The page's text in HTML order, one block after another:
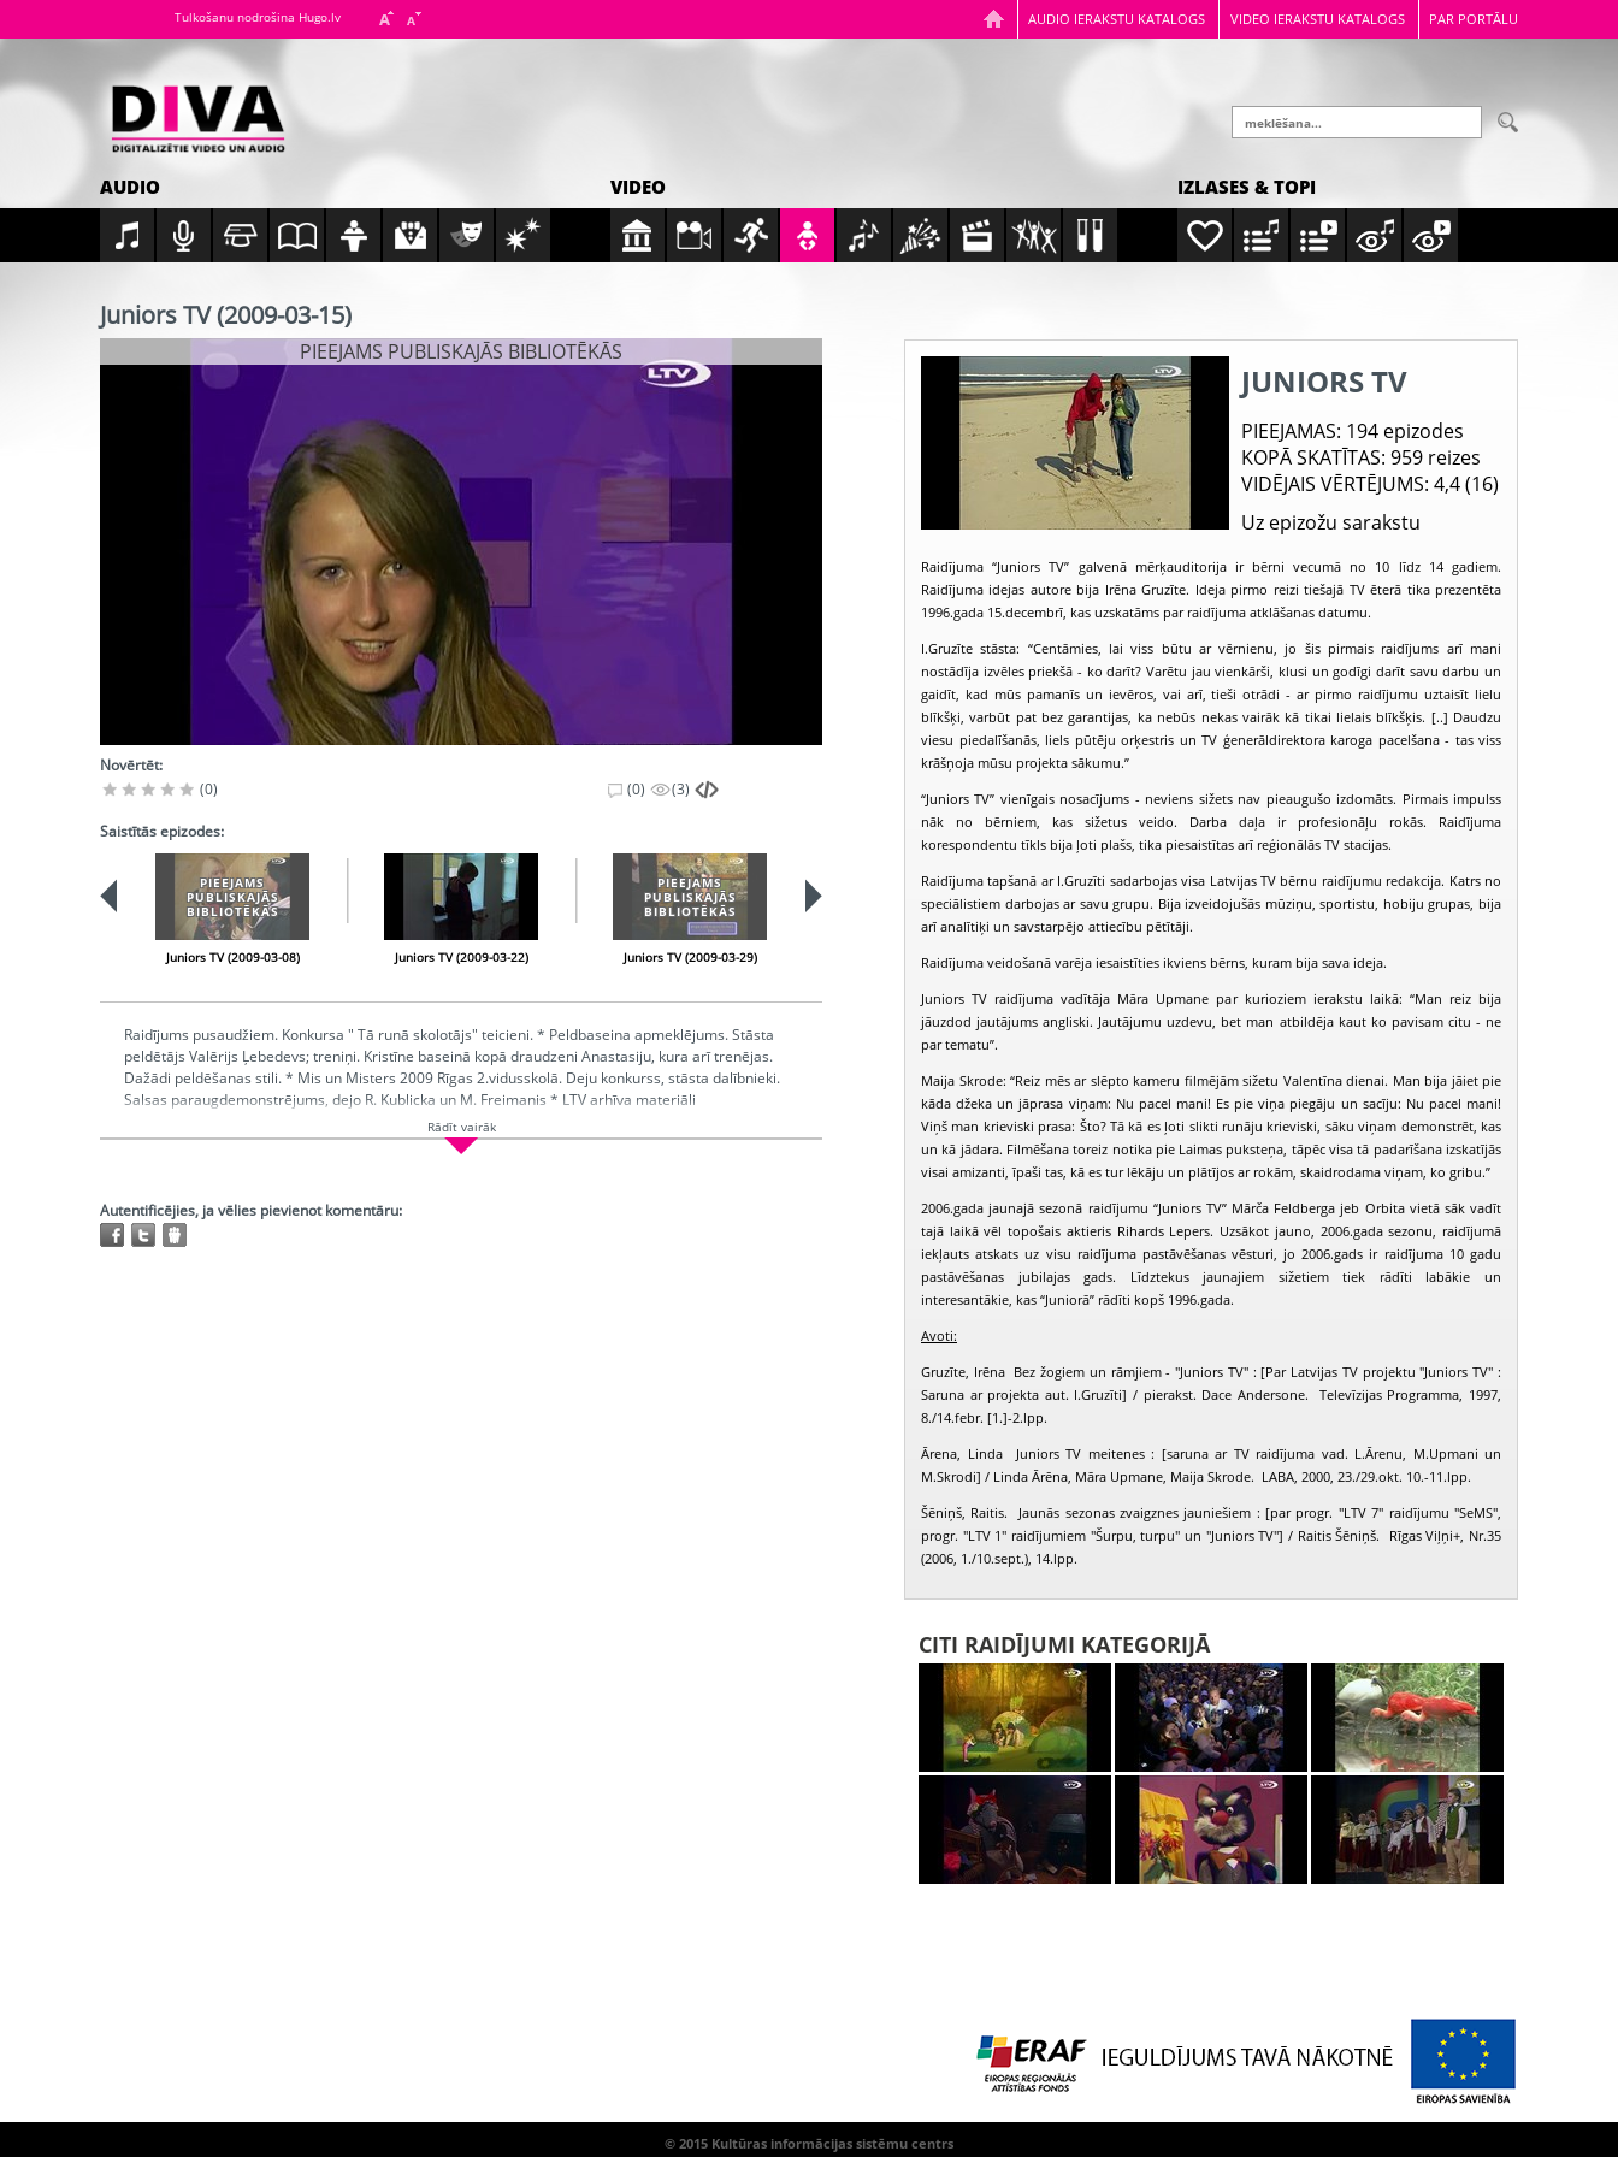
AUDIO IERAKSTU KATALOGS VIDEO IERAKSTU KATALOGS PAR PORTĀLU
Tulkošanu nodrošina Hugo.lv
AUDIO VIDEO IZLASES & TOPI
Juniors TV (2009-03-15)
PIEEJAMS PUBLISKAJĀS BIBLIOTĒKĀS
Novērtēt:
(0)
(0) (3)
Saistītās epizodes:
PIEEJAMS
PUBLISKAJĀS
BIBLIOTĒKĀS
Juniors TV (2009-03-08) Juniors TV (2009-03-22)
PIEEJAMS
PUBLISKAJĀS
BIBLIOTĒKĀS
Juniors TV (2009-03-29)
PIEEJAMS
PUBLISKAJĀS
BIBLIOTĒKĀS
Juniors TV (2009-04-05)
PIEEJAMS
PUBLISKAJĀS
BIBLIOTĒKĀS
Juniors TV (2009-04-12) Juniors TV (2009-04-19)
Raidījums pusaudžiem. Konkursa " Tā runā skolotājs" teicieni. * Peldbaseina apmeklējums. Stāsta
peldētājs Valērijs Ļebedevs; treniņi. Kristīne baseinā kopā draudzeni Anastasiju, kura arī trenējas.
Dažādi peldēšanas stili. * Mis un Misters 2009 Rīgas 2.vidusskolā. Deju konkurss, stāsta dalībnieki.
Salsas paraugdemonstrējums, dejo R. Kublicka un M. Freimanis * LTV arhīva materiāli
Ētera datumi:2009-03-15; 2009-03-19; 2009-08-27
Čuhleba Katrīna, Elnione Sintija, Vidrika Alīna, Rika Katrīna, Ķīkule Sandija, Grikke Artūrs, Bērziņš Artūrs,
Znotiņš Reinis
Rādīt vairāk
Autentificējies, ja vēlies pievienot komentāru:
JUNIORS TV
PIEEJAMAS: 194 epizodes
KOPĀ SKATĪTAS: 959 reizes
VIDĒJAIS VĒRTĒJUMS: 4,4 (16)
Uz epizožu sarakstu
Raidījuma “Juniors TV” galvenā mērķauditorija ir bērni vecumā no 10 līdz 14 gadiem.
Raidījuma idejas autore bija Irēna Gruzīte. Ideja pirmo reizi tiešajā TV ēterā tika prezentēta
1996.gada 15.decembrī, kas uzskatāms par raidījuma atklāšanas datumu.
I.Gruzīte stāsta: “Centāmies, lai viss būtu ar vērnienu, jo šis pirmais raidījums arī mani
nostādīja izvēles priekšā - ko darīt? Varētu jau vienkārši, klusi un godīgi darīt savu darbu un
gaidīt, kad mūs pamanīs un ievēros, vai arī, tieši otrādi - ar pirmo raidījumu uztaisīt lielu
blīkšķi, varbūt pat bez garantijas, ka nebūs nekas vairāk kā tikai lielais blīkšķis. [..] Daudzu
viesu piedalīšanās, liels pūtēju orķestris un TV ģenerāldirektora karoga pacelšana - tas viss
krāšņoja mūsu projekta sākumu.”
“Juniors TV” vienīgais nosacījums - neviens sižets nav pieaugušo izdomāts. Pirmais impulss
nāk no bērniem, kas sižetus veido. Darba daļa ir profesionāļu rokās. Raidījuma
korespondentu tīkls bija ļoti plašs, tika piesaistītas arī reģionālās TV stacijas.
Raidījuma tapšanā ar I.Gruzīti sadarbojas visa Latvijas TV bērnu raidījumu redakcija. Katrs no
speciālistiem darbojas ar savu grupu. Bija izveidojušās mūziņu, sportistu, hobiju grupas, bija
arī analītiķi un savstarpējo attiecību pētītāji.
Raidījuma veidošanā varēja iesaistīties ikviens bērns, kuram bija sava ideja.
Juniors TV raidījuma vadītāja Māra Upmane par kurioziem ierakstu laikā: “Man reiz bija
jāuzdod jautājums angliski. Jautājumu uzdevu, bet man atbildēja kaut ko pavisam citu - ne
par tematu”.
Maija Skrode: “Reiz mēs ar slēpto kameru filmējām sižetu Valentīna dienai. Man bija jāiet pie
kāda džeka un jāprasa viņam: Nu pacel mani! Es pie viņa piegāju un sacīju: Nu pacel mani!
Viņš man krieviski prasa: Što? Tā kā es ļoti slikti runāju krieviski, sāku viņam demonstrēt, kas
un kā jādara. Filmēšana toreiz notika pie Laimas puksteņa, tāpēc visa tā padarīšana izskatījās
visai amizanti, īpaši tas, kā es tur lēkāju un plātījos ar rokām, skaidrodama viņam, ko gribu.”
2006.gada jaunajā sezonā raidījumu “Juniors TV” Mārča Feldberga jeb Orbita vietā sāk vadīt
tajā laikā vēl topošais aktieris Rihards Lepers. Uzsākot jauno, 2006.gada sezonu, raidījumā
iekļauts atskats uz visu raidījuma pastāvēšanas vēsturi, jo 2006.gads ir raidījuma 10 gadu
pastāvēšanas jubilajas gads. Līdztekus jaunajiem sižetiem tiek rādīti labākie un
interesantākie, kas “Juniorā” rādīti kopš 1996.gada.
Avoti:
Gruzīte, Irēna Bez žogiem un rāmjiem - "Juniors TV" : [Par Latvijas TV projektu "Juniors TV" :
Saruna ar projekta aut. I.Gruzīti] / pierakst. Dace Andersone. Televīzijas Programma, 1997,
8./14.febr. [1.]-2.lpp.
Ārena, Linda Juniors TV meitenes : [saruna ar TV raidījuma vad. L.Ārenu, M.Upmani un
M.Skrodi] / Linda Ārēna, Māra Upmane, Maija Skrode. LABA, 2000, 23./29.okt. 10.-11.lpp.
Šēniņš, Raitis. Jaunās sezonas zvaigznes jauniešiem : [par progr. "LTV 7" raidījumu "SeMS",
progr. "LTV 1" raidījumiem "Šurpu, turpu" un "Juniors TV"] / Raitis Šēniņš. Rīgas Viļņi+, Nr.35
(2006, 1./10.sept.), 14.lpp.
CITI RAIDĪJUMI KATEGORIJĀ
© 2015 Kultūras informācijas sistēmu centrs